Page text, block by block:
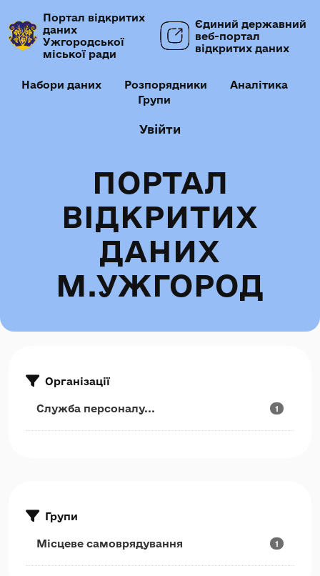
Портал відкритих
даних
Ужгородської
міської ради
Єдиний державний
веб-портал
відкритих даних
Набори даних Розпорядники
Аналітика
Групи
Увійти
ПОРТАЛ
ВІДКРИТИХ
ДАНИХ
М.УЖГОРОД
Організації
Служба персоналу... 1
Групи
Місцеве самоврядування 1